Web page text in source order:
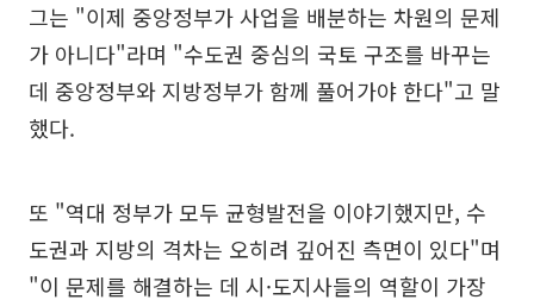
그는 "이제 중앙정부가 사업을 배분하는 차원의 문제
가 아니다"라며 "수도권 중심의 국토 구조를 바꾸는
데 중앙정부와 지방정부가 함께 풀어가야 한다"고 말
했다.
또 "역대 정부가 모두 균형발전을 이야기했지만, 수
도권과 지방의 격차는 오히려 깊어진 측면이 있다"며
"이 문제를 해결하는 데 시·도지사들의 역할이 가장